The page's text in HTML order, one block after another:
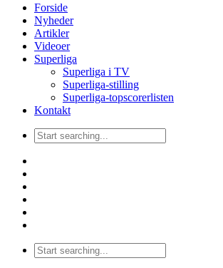
Forside
Nyheder
Artikler
Videoer
Superliga
Superliga i TV
Superliga-stilling
Superliga-topscorerlisten
Kontakt